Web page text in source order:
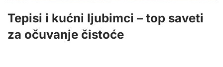
Tepisi i kućni ljubimci – top saveti
za očuvanje čistoće